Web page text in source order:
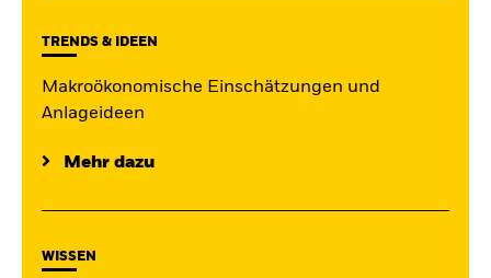
TRENDS & IDEEN
Makroökonomische Einschätzungen und
Anlageideen
Mehr dazu
WISSEN